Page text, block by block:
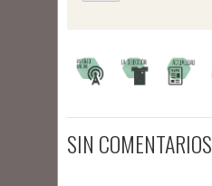
SIN COMENTARIOS